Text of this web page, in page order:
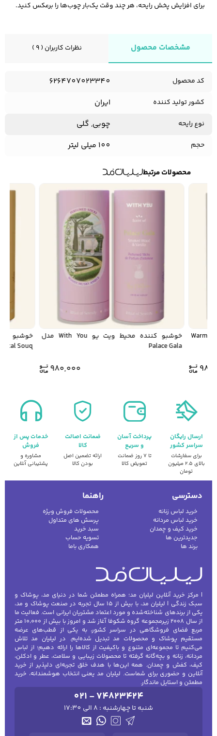
برای افزایش پخش رایحه، هر چند وقت یک‌بار چوب‌ها را برعکس کنید.
مشخصات محصول نظرات کاربران ( 9 )
کد محصول 6264707023340
کشور تولید کننده ایران
نوع رایحه چوبی, گلی
حجم 100 میلی لیتر
محصولات مرتبط
خوشبو کننده محیط ویت یو With You مدل Warm
خوشبو کننده محیط ویت یو With You مدل
Palace Gala
980,000
Souq
ارسال رایگان
سراسر کشور
برای سفارشات
بالای ۲.۵ میلیون
تومان
پرداخت آسان
و سریع
تا ۷ روز ضمانت
تعویض کالا
ضمانت اصالت
کالا
ارائه تضمین اصل
بودن کالا
خدمات پس از
فروش
مشاوره و
پشتیبانی آنلاین
دسترسی
خرید لباس زنانه
خرید لباس مردانه
خرید کیف و چمدان
جدیدترین ها
برند ها
راهنما
محصولات فروش ویژه
پرسش های متداول
سبد خرید
تسویه حساب
همکاری باما
| مرکز خرید آنلاین لیلیان مد؛ همراه مطمئن شما در دنیای مد، پوشاک و
سبک زندگی | لیلیان مد، با بیش از ۱۵ سال تجربه در صنعت پوشاک و مد،
یکی از برندهای شناخته‌شده و مورد اعتماد مشتریان ایرانی است. فعالیت ما
از سال ۲۰۰۸ زیرمجموعه گروه شکوفا آغاز شد و امروز با بیش از ۱۰٬۰۰۰ متر
مربع فضای فروشگاهی در سراسر کشور، به یکی از قطب‌های عرضه
مستقیم پوشاک و محصولات مد تبدیل شده‌ایم. در لیلیان مد تلاش
می‌کنیم تا مجموعه‌ای متنوع و باکیفیت از کالاها را ارائه دهیم؛ از لباس
مردانه، زنانه و بچه‌گانه گرفته تا محصولات زیبایی و سلامت، عطر و ادکلن،
کیف، کفش و چمدان. همه این‌ها با هدف خلق تجربه‌ای دلپذیر از خرید
آنلاین و حضوری برای شماست. لیلیان مد یعنی انتخاب هوشمندانه، خرید
مطمئن و استایل ماندگار.
021 - 74823424
شنبه تا چهارشنبه : 8 الی 17:30